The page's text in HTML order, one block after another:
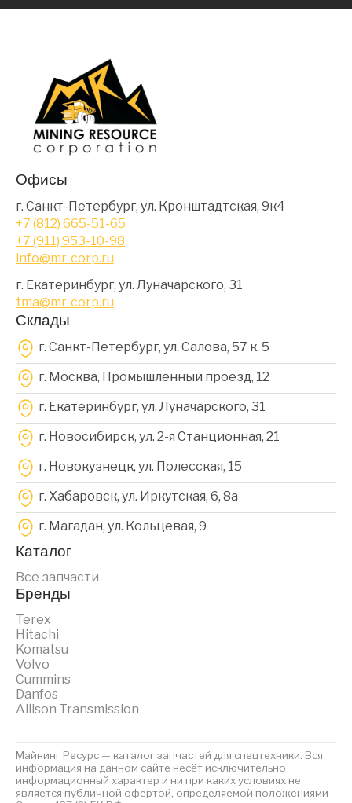
Офисы
г. Санкт-Петербург, ул. Кронштадтская, 9к4
+7 (812) 665-51-65
+7 (911) 953-10-98
info@mr-corp.ru
г. Екатеринбург, ул. Луначарского, 31
tma@mr-corp.ru
Склады
г. Санкт-Петербург, ул. Салова, 57 к. 5
г. Москва, Промышленный проезд, 12
г. Екатеринбург, ул. Луначарского, 31
г. Новосибирск, ул. 2-я Станционная, 21
г. Новокузнецк, ул. Полесская, 15
г. Хабаровск, ул. Иркутская, 6, 8a
г. Магадан, ул. Кольцевая, 9
Каталог
Все запчасти
Бренды
Terex
Hitachi
Komatsu
Volvo
Cummins
Danfos
Allison Transmission
Майнинг Ресурс — каталог запчастей для спецтехники. Вся
информация на данном сайте несёт исключительно
информационный характер и ни при каких условиях не
является публичной офертой, определяемой положениями